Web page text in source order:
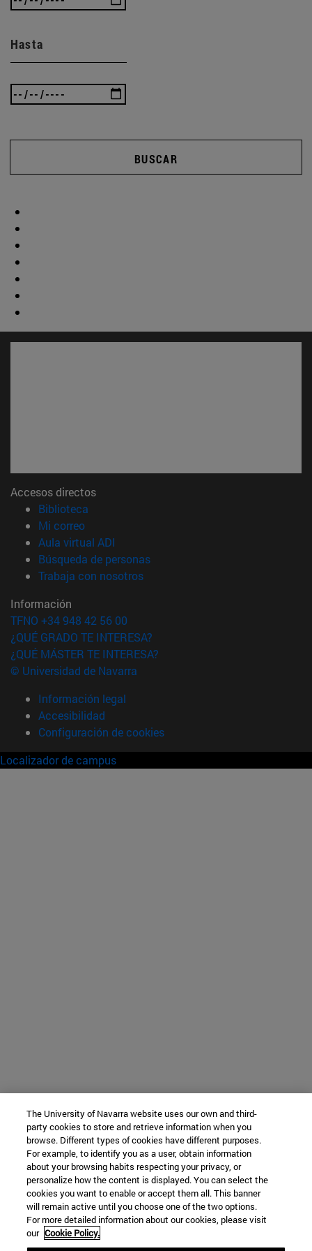
Hasta
BUSCAR
Accesos directos
Biblioteca
Mi correo(abre en nueva ventana)
Aula virtual ADI
Búsqueda de personas(abre en nueva ventana)
Trabaja con nosotros(abre en nueva ventana)
Información
TFNO +34 948 42 56 00
¿QUÉ GRADO TE INTERESA?
¿QUÉ MÁSTER TE INTERESA?
© Universidad de Navarra
Información legal
Accesibilidad
Configuración de cookies
Localizador de campus
The University of Navarra website uses our own and third-
party cookies to store and retrieve information when you
browse. Different types of cookies have different purposes.
For example, to identify you as a user, obtain information
about your browsing habits respecting your privacy, or
personalize how the content is displayed. You can select the
cookies you want to enable or accept them all. This banner
will remain active until you choose one of the two options.
For more detailed information about our cookies, please visit
our Cookie Policy.